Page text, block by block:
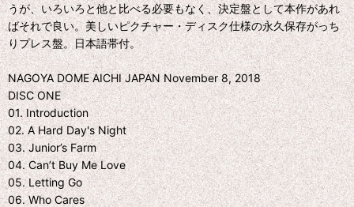
うが、いろいろと他と比べる必要もなく、決定盤として本作があれ
ばそれで良い。美しいピクチャー・ディスク仕様の永久保存がっち
りプレス盤。日本語帯付。
NAGOYA DOME AICHI JAPAN November 8, 2018
DISC ONE
01. Introduction
02. A Hard Day's Night
03. Junior’s Farm
04. Can’t Buy Me Love
05. Letting Go
06. Who Cares